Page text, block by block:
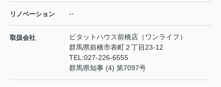
リノベーション --
取扱会社
ピタットハウス前橋店（ワンライフ）
群馬県前橋市表町２丁目23-12
TEL:027-226-6555
群馬県知事 (4) 第7097号